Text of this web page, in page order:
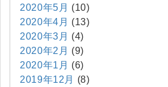
2020年5月 (10)
2020年4月 (13)
2020年3月 (4)
2020年2月 (9)
2020年1月 (6)
2019年12月
(8)